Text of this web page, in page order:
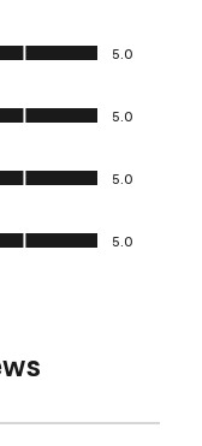
5.0
5.0
5.0
5.0